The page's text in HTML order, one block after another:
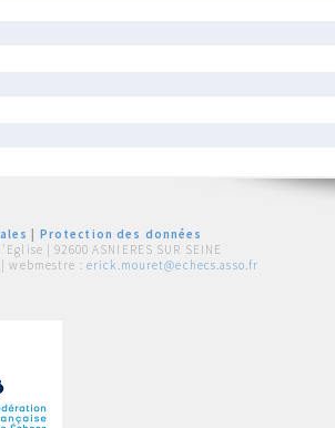
Protection des données
| 92600 ASNIERES SUR SEINE
| webmestre : erick.mouret@echecs.asso.fr